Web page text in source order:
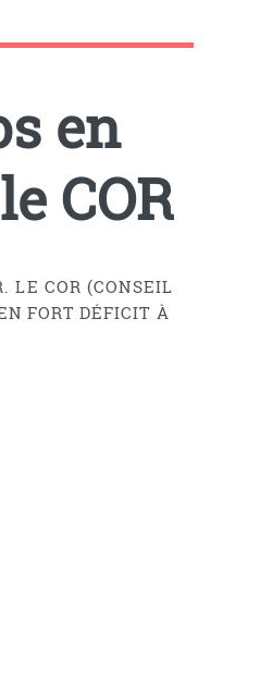
en
COR
LE COR (CONSEIL
FORT DÉFICIT À